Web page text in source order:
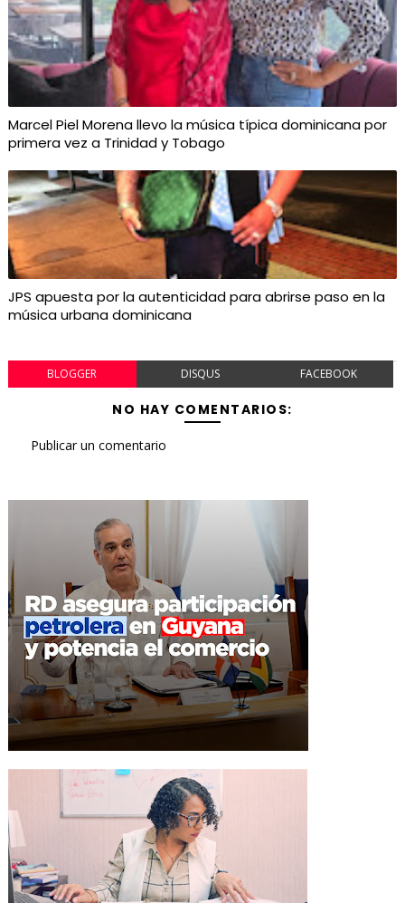
Marcel Piel Morena llevo la música típica dominicana por
primera vez a Trinidad y Tobago
JPS apuesta por la autenticidad para abrirse paso en la
música urbana dominicana
BLOGGER DISQUS FACEBOOK
NO HAY COMENTARIOS:
Publicar un comentario